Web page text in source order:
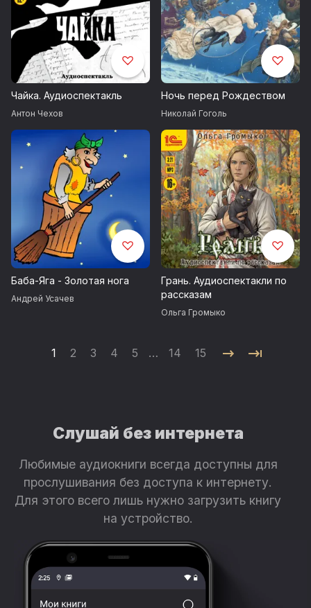
Чайка. Аудиоспектакль
Антон Чехов
Ночь перед Рождеством
Николай Гоголь
Баба-Яга - Золотая нога
Андрей Усачев
Грань. Аудиоспектакли по
рассказам
Ольга Громыко
1 2 3 4 5 … 14 15
Слушай без интернета
Любимые аудиокниги всегда доступны для
прослушивания без доступа к интернету.
Для этого всего лишь нужно загрузить книгу
на устройство.